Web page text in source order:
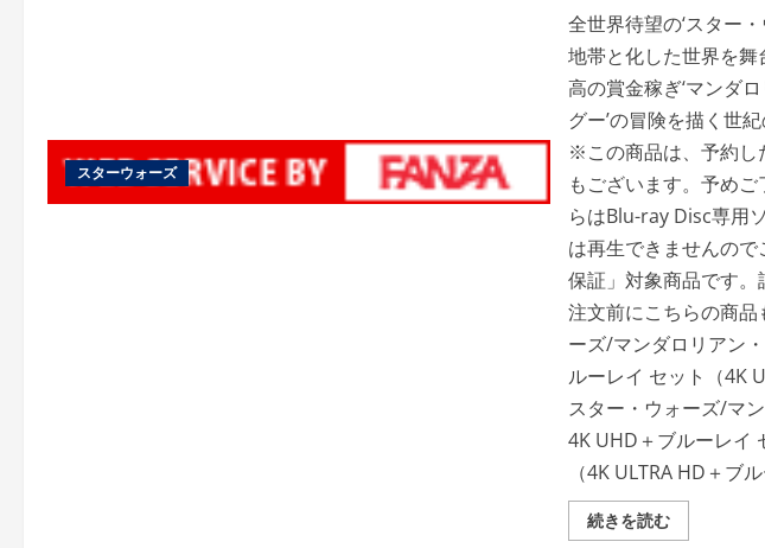
ロ
ー
グ
ー
4K
UHD
＋
ブ
ル
ー
レ
イ
セ
ッ
ト
（4K
ULTRA
HD
＋
ブ
ル
ー
レ
イ）
の
詳
細
を
ご
覧
く
だ
スターウォーズ
全世界待望の‘スター
地帯と化した世界を
高の賞金稼ぎ‘マンダ
グー’の冒険を描く世
※この商品は、予約し
もございます。予め
らはBlu-ray Disc専用
は再生できませんの
保証」対象商品です
注文前にこちらの商
ーズ/マンダロリアン
ルーレイ セット（4K
スター・ウォーズ/マ
4K UHD＋ブルーレイ
（4K ULTRA HD＋ブル
続きを読むス
タ